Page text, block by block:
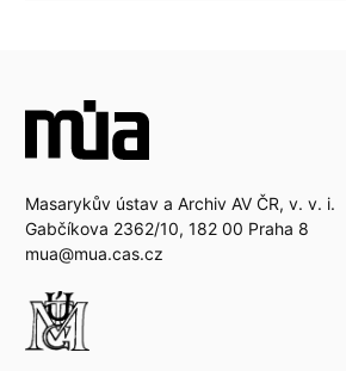
Masarykův ústav a Archiv AV ČR, v. v. i.
Gabčíkova 2362/10, 182 00 Praha 8
mua@mua.cas.cz